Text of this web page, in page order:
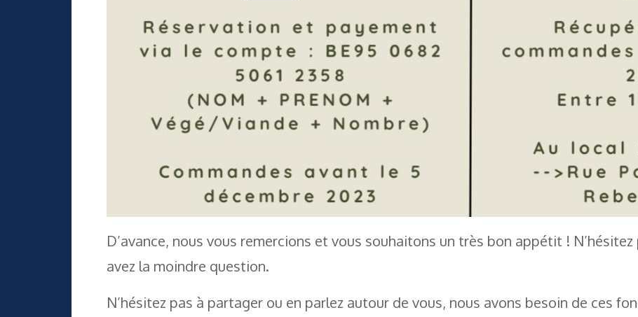
D’avance, nous vous remercions et vous souhaitons un très bon appétit !
avez la moindre question.
N’hésitez pas à partager ou en parlez autour de vous, nous avons besoin de ces